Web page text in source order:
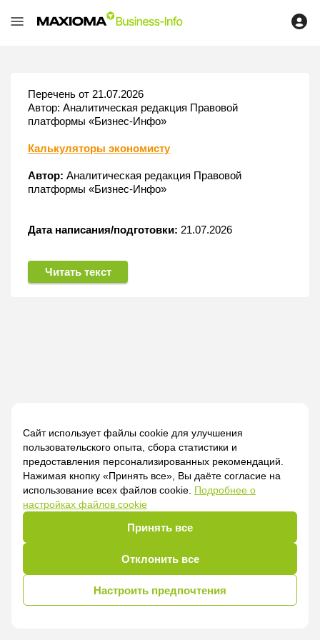
Сайт использует файлы cookie для улучшения
пользовательского опыта, сбора статистики и
предоставления персонализированных рекомендаций.
Нажимая кнопку «Принять все», Вы даёте согласие на
использование всех файлов cookie. Подробнее о
настройках файлов cookie
Принять все
Отклонить все
Настроить предпочтения
Перечень от 21.07.2026
Автор: Аналитическая редакция Правовой
платформы «Бизнес-Инфо»
Калькуляторы экономисту
Автор: Аналитическая редакция Правовой
платформы «Бизнес-Инфо»
Дата написания/подготовки: 21.07.2026
Читать текст